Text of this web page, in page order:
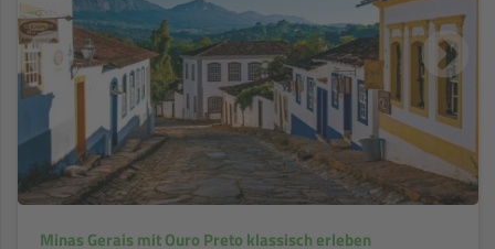
Minas Gerais mit Ouro Preto klassisch erleben